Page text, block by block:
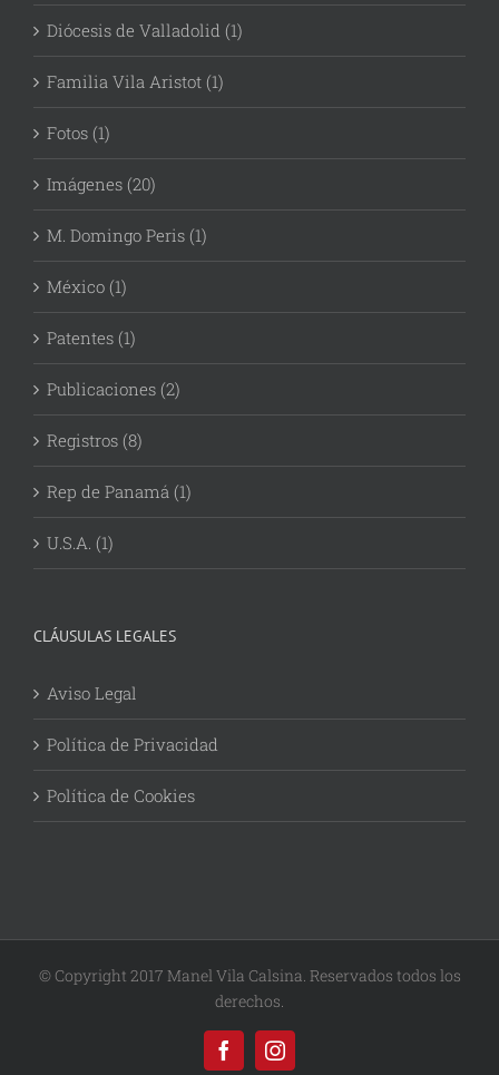
Diócesis de Valladolid (1)
Familia Vila Aristot (1)
Fotos (1)
Imágenes (20)
M. Domingo Peris (1)
México (1)
Patentes (1)
Publicaciones (2)
Registros (8)
Rep de Panamá (1)
U.S.A. (1)
CLÁUSULAS LEGALES
Aviso Legal
Política de Privacidad
Política de Cookies
© Copyright 2017 Manel Vila Calsina. Reservados todos los
derechos.
FacebookInstagram